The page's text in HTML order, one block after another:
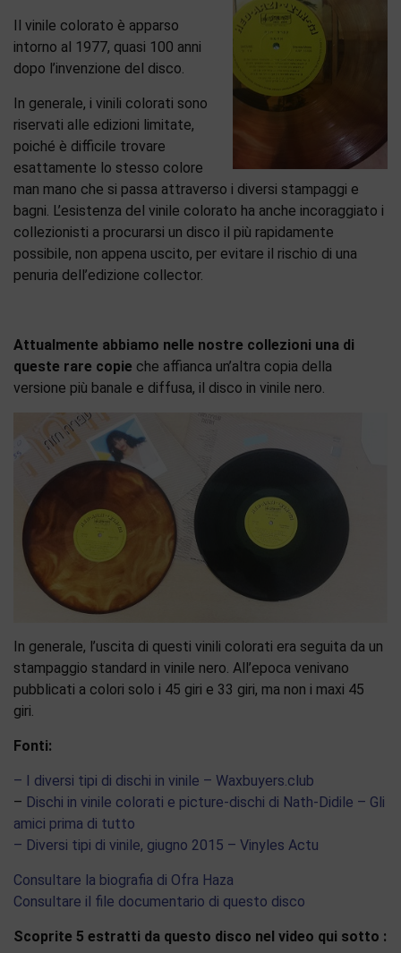
Il vinile colorato è apparso
intorno al 1977, quasi 100 anni
dopo l’invenzione del disco.
In generale, i vinili colorati sono
riservati alle edizioni limitate,
poiché è difficile trovare
esattamente lo stesso colore
man mano che si passa attraverso i diversi stampaggi e
bagni. L’esistenza del vinile colorato ha anche incoraggiato i
collezionisti a procurarsi un disco il più rapidamente
possibile, non appena uscito, per evitare il rischio di una
penuria dell’edizione collector.
Attualmente abbiamo nelle nostre collezioni una di
queste rare copie che affianca un’altra copia della
versione più banale e diffusa, il disco in vinile nero.
In generale, l’uscita di questi vinili colorati era seguita da un
stampaggio standard in vinile nero. All’epoca venivano
pubblicati a colori solo i 45 giri e 33 giri, ma non i maxi 45
giri.
Fonti:
– I diversi tipi di dischi in vinile – Waxbuyers.club
– Dischi in vinile colorati e picture-dischi di Nath-Didile – Gli
amici prima di tutto
– Diversi tipi di vinile, giugno 2015 – Vinyles Actu
Consultare la biografia di Ofra Haza
Consultare il file documentario di questo disco
Scoprite 5 estratti da questo disco nel video qui sotto :